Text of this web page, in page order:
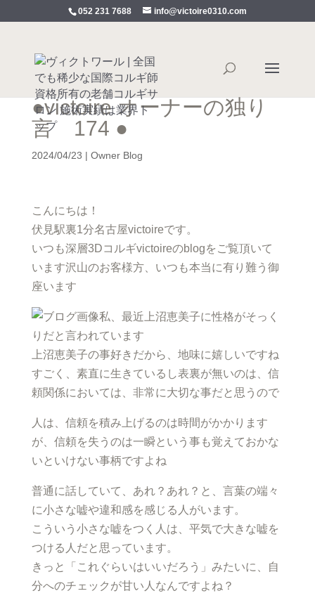
052 231 7688 info@victoire0310.com
●victoire オーナーの独り
言 174 ●
2024/04/23 | Owner Blog
こんにちは！
伏見駅裏1分名古屋victoireです。
いつも深層3Dコルギvictoireのblogをご覧頂いて
います沢山のお客様方、いつも本当に有り難う御
座います
私、最近上沼恵美子に性格がそっく
りだと言われています
上沼恵美子の事好きだから、地味に嬉しいですね
すごく、素直に生きているし表裏が無いのは、信
頼関係においては、非常に大切な事だと思うので
人は、信頼を積み上げるのは時間がかかります
が、信頼を失うのは一瞬という事も覚えておかな
いといけない事柄ですよね
普通に話していて、あれ？あれ？と、言葉の端々
に小さな嘘や違和感を感じる人がいます。
こういう小さな嘘をつく人は、平気で大きな嘘を
つける人だと思っています。
きっと「これぐらいはいいだろう」みたいに、自
分へのチェックが甘い人なんですよね？